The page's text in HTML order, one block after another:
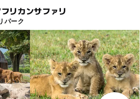
リカンサファリ
パーク